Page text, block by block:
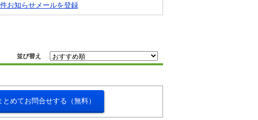
お知らせメールを登録
並び替え
とめてお問合せする（無料）